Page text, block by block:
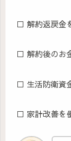
□ 解約返戻金
□ 解約後のお
□ 生活防衛資
□ 家計改善を